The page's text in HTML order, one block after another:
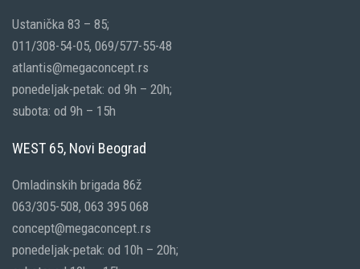
Ustanička 83 – 85;
011/308-54-05, 069/577-55-48
atlantis@megaconcept.rs
ponedeljak-petak: od 9h – 20h;
subota: od 9h – 15h
WEST 65, Novi Beograd
Omladinskih brigada 86ž
063/305-508, 063 395 068
concept@megaconcept.rs
ponedeljak-petak: od 10h – 20h;